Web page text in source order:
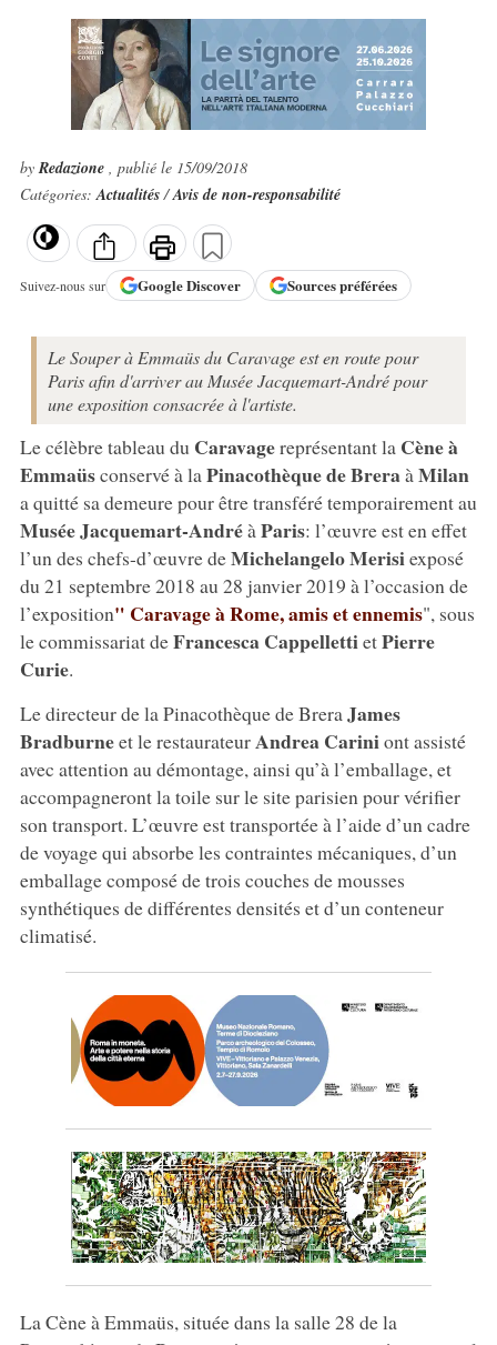
byRedazione , publié le 15/09/2018
Catégories:Actualités/Avis de non-responsabilité
Suivez-nous sur GoogleDiscover Sources préférées
Le Souper à Emmaüs du Caravage est en route pour
Paris afin d'arriver au Musée Jacquemart-André pour
une exposition consacrée à l'artiste.
Le célèbre tableau du Caravagereprésentant la Cène à
Emmaüsconservé à laPinacothèque de Breraà Milan
a quitté sa demeure pour être transféré temporairement au
Musée Jacquemart-Andréà Paris: l’œuvre est en effet
l’un des chefs-d’œuvre deMichelangelo Merisiexposé
du 21 septembre 2018 au 28 janvier 2019 à l’occasion de
l’exposition" Caravage à Rome, amis et ennemis", sous
le commissariat deFrancesca CappellettietPierre
Curie.
Le directeur de la Pinacothèque de Brera James
Bradburneet le restaurateurAndrea Cariniont assisté
avec attention au démontage, ainsi qu’à l’emballage, et
accompagneront la toile sur le site parisien pour vérifier
son transport. L’œuvre est transportée à l’aide d’un cadre
de voyage qui absorbe les contraintes mécaniques, d’un
emballage composé de trois couches de mousses
synthétiques de différentes densités et d’un conteneur
climatisé.
La Cène à Emmaüs, située dans la salle 28 de la